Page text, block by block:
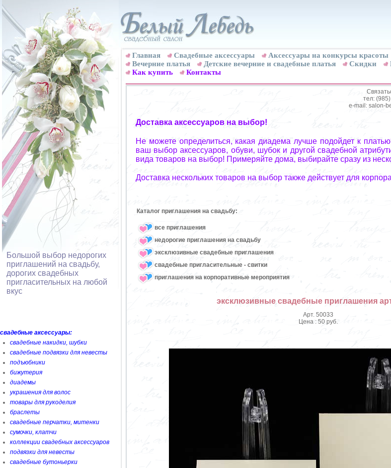
Большой выбор недорогих
приглашений на свадьбу,
дорогих свадебных
пригласительных на любой
вкус
свадебные аксессуары:
свадебные накидки, шубки
свадебные подвязки для невесты
подъюбники
бижутерия
диадемы
украшения для волос
товары для рукоделия
браслеты
свадебные перчатки, митенки
сумочки, клатчи
коллекции свадебных аксессуаров
подвязки для невесты
свадебные бутоньерки
Главная Свадебные аксессуары Аксессуары на конкурсы красоты
Вечерние платья
Детские вечерние и свадебные платья Скидки
Как купить
Контакты
тел:
e-mail: salon-
Доставка аксессуаров на выбор!
Не можете определиться, какая диадема лучше подойдет к
ваш выбор аксессуаров, обуви, шубок и другой свадебной
вида товаров на выбор! Примеряйте дома, выбирайте сразу из
Доставка нескольких товаров на выбор также действует для
Каталог приглашения на свадьбу:
все приглашения
недорогие приглашения на свадьбу
эксклюзивные свадебные приглашения
свадебные пригласительные - свитки
приглашения на корпоративные мероприятия
эксклюзивные свадебные приглашения
Арт. 50033
Цена : 50 руб.